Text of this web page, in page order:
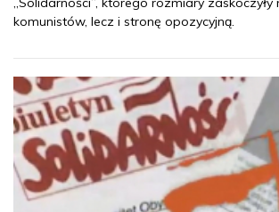
komunistów, lecz i stronę opozycyjną.